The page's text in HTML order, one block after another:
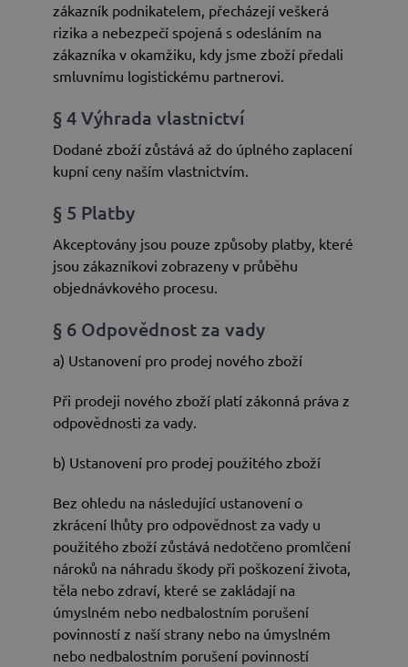
zákazník podnikatelem, přecházejí veškerá
rizika a nebezpečí spojená s odesláním na
zákazníka v okamžiku, kdy jsme zboží předali
smluvnímu logistickému partnerovi.
§ 4 Výhrada vlastnictví
Dodané zboží zůstává až do úplného zaplacení
kupní ceny naším vlastnictvím.
§ 5 Platby
Akceptovány jsou pouze způsoby platby, které
jsou zákazníkovi zobrazeny v průběhu
objednávkového procesu.
§ 6 Odpovědnost za vady
a) Ustanovení pro prodej nového zboží
Při prodeji nového zboží platí zákonná práva z
odpovědnosti za vady.
b) Ustanovení pro prodej použitého zboží
Bez ohledu na následující ustanovení o
zkrácení lhůty pro odpovědnost za vady u
použitého zboží zůstává nedotčeno promlčení
nároků na náhradu škody při poškození života,
těla nebo zdraví, které se zakládají na
úmyslném nebo nedbalostním porušení
povinností z naší strany nebo na úmyslném
nebo nedbalostním porušení povinností